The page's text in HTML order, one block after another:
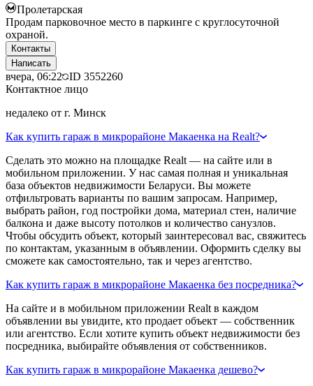
Пролетарская
Продам парковочное место в паркинге с круглосуточной
охраной.
Контакты
Написать
вчера, 06:22 ID 3552260
Контактное лицо
недалеко от г. Минск
Как купить гараж в микрорайоне Макаенка на Realt?
Сделать это можно на площадке Realt — на сайте или в
мобильном приложении. У нас самая полная и уникальная
база объектов недвижимости Беларуси. Вы можете
отфильтровать варианты по вашим запросам. Например,
выбрать район, год постройки дома, материал стен, наличие
балкона и даже высоту потолков и количество санузлов.
Чтобы обсудить объект, который заинтересовал вас, свяжитесь
по контактам, указанным в объявлении. Оформить сделку вы
сможете как самостоятельно, так и через агентство.
Как купить гараж в микрорайоне Макаенка без посредника?
На сайте и в мобильном приложении Realt в каждом
объявлении вы увидите, кто продает объект — собственник
или агентство. Если хотите купить объект недвижимости без
посредника, выбирайте объявления от собственников.
Как купить гараж в микрорайоне Макаенка дешево?